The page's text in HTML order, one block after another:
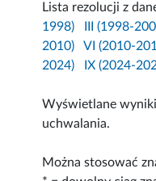
Lista rezolucji z
1998)
III (1998-
2010)
VI (2010-
2024)
IX (2024-
Wyświetlane
uchwalania.
Można stosować